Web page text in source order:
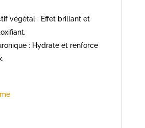
végétal : Effet brillant et
: Hydrate et renforce